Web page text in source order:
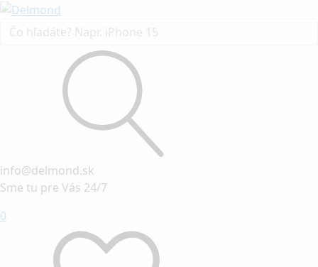
info@delmond.sk
Sme tu pre Vás 24/7
0